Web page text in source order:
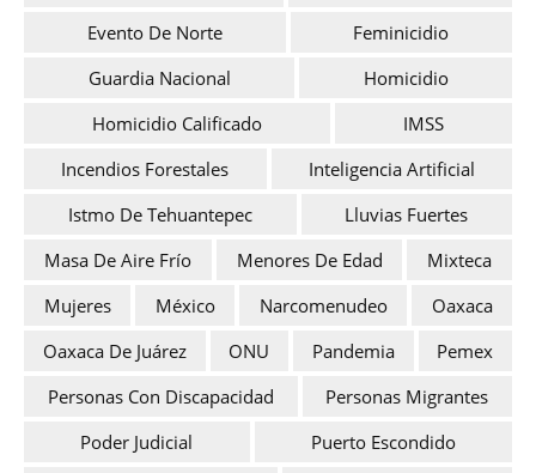
Evento De Norte
Feminicidio
Guardia Nacional
Homicidio
Homicidio Calificado
IMSS
Incendios Forestales
Inteligencia Artificial
Istmo De Tehuantepec
Lluvias Fuertes
Masa De Aire Frío
Menores De Edad
Mixteca
Mujeres
México Narcomenudeo
Oaxaca
Oaxaca De Juárez
ONU Pandemia
Pemex
Personas Con Discapacidad
Personas Migrantes
Poder Judicial
Puerto Escondido